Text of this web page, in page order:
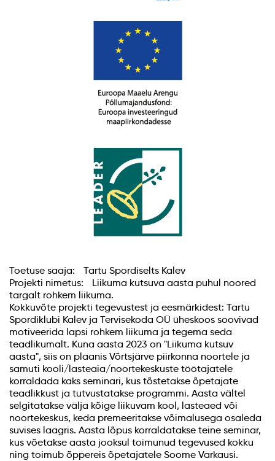
Toetuse saaja: Tartu Spordiselts Kalev
Projekti nimetus: Liikuma kutsuva aasta puhul noored
targalt rohkem liikuma.
Kokkuvõte projekti tegevustest ja eesmärkidest: Tartu
Spordiklubi Kalev ja Tervisekoda OÜ üheskoos soovivad
motiveerida lapsi rohkem liikuma ja tegema seda
teadlikumalt. Kuna aasta 2023 on "Liikuma kutsuv
aasta", siis on plaanis Võrtsjärve piirkonna noortele ja
samuti kooli/lasteaia/noortekeskuste töötajatele
korraldada kaks seminari, kus tõstetakse õpetajate
teadlikkust ja tutvustatakse programmi. Aasta vältel
selgitatakse välja kõige liikuvam kool, lasteaed või
noortekeskus, keda premeeritakse võimalusega osaleda
suvises laagris. Aasta lõpus korraldatakse teine seminar,
kus võetakse aasta jooksul toimunud tegevused kokku
ning toimub õppereis õpetajatele Soome Varkausi.